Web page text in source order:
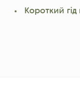
Короткий